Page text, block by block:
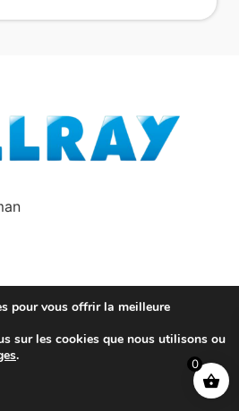
pour vous offrir la meilleure
sur les cookies que nous utilisons ou
. 0